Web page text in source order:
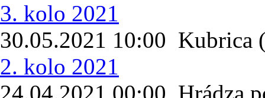
3. kolo 2021
30.05.2021 10:00
2. kolo 2021